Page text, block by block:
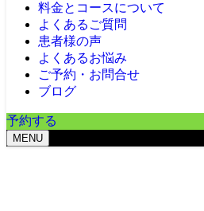
料金とコースについて
よくあるご質問
患者様の声
よくあるお悩み
ご予約・お問合せ
ブログ
予約する
MENU